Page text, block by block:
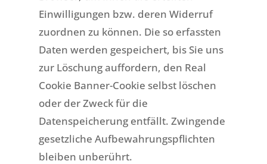
Einwilligungen bzw. deren Widerruf
zuordnen zu können. Die so erfassten
Daten werden gespeichert, bis Sie uns
zur Löschung auffordern, den Real
Cookie Banner-Cookie selbst löschen
oder der Zweck für die
Datenspeicherung entfällt. Zwingende
gesetzliche Aufbewahrungspflichten
bleiben unberührt.